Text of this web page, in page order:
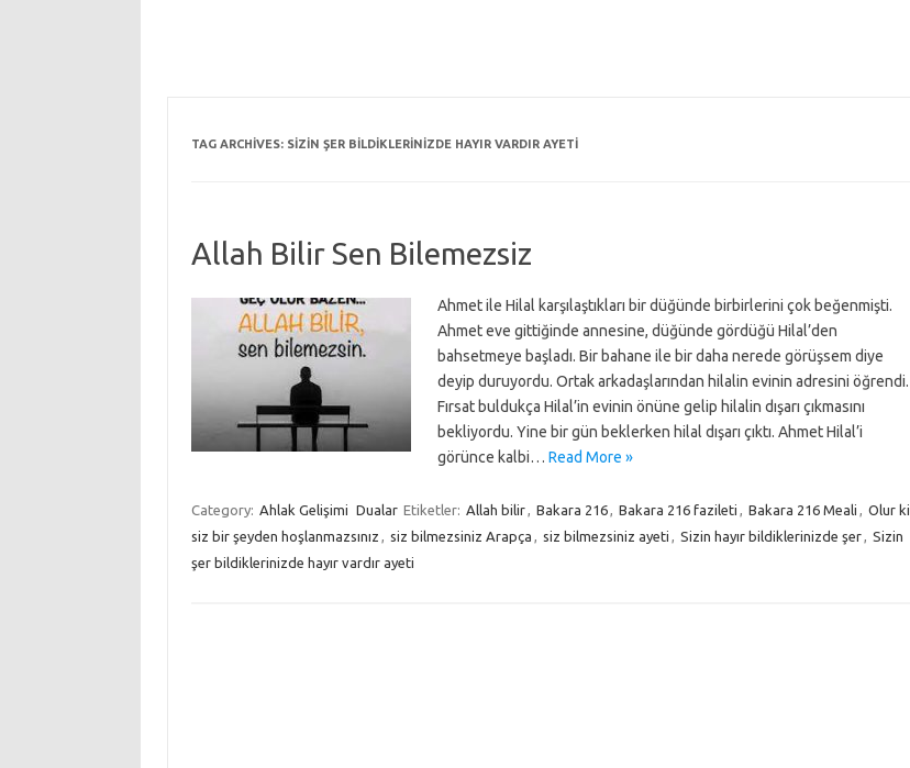
TAG ARCHIVES: SIZIN ŞER BILDIKLERINIZDE HAYIR VARDIR AYETI
Allah Bilir Sen Bilemezsiz
Ahmet ile Hilal karşılaştıkları bir düğünde birbirlerini çok beğenmişti.
Ahmet eve gittiğinde annesine, düğünde gördüğü Hilal’den
bahsetmeye başladı. Bir bahane ile bir daha nerede görüşsem diye
deyip duruyordu. Ortak arkadaşlarından hilalin evinin adresini öğrendi.
Fırsat buldukça Hilal’in evinin önüne gelip hilalin dışarı çıkmasını
bekliyordu. Yine bir gün beklerken hilal dışarı çıktı. Ahmet Hilal’i
görünce kalbi… Read More »
Category: Ahlak Gelişimi Dualar Etiketler: Allah bilir, Bakara 216, Bakara 216 fazileti , Bakara 216 Meali , Olur ki
siz bir şeyden hoşlanmazsınız , siz bilmezsiniz Arapça , siz bilmezsiniz ayeti , Sizin hayır bildiklerinizde şer, Sizin
şer bildiklerinizde hayır vardır ayeti